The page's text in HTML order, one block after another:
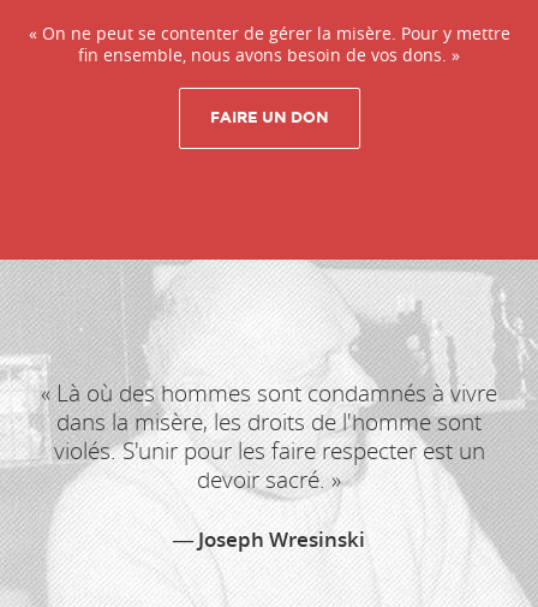
« On ne peut se contenter de gérer la misère. Pour y mettre
fin ensemble, nous avons besoin de vos dons. »
« Là où des hommes sont condamnés à vivre
dans la misère, les droits de l'homme sont
violés. S'unir pour les faire respecter est un
devoir sacré. »
Joseph Wresinski